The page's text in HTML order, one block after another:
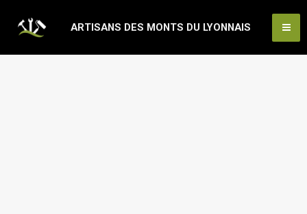
ARTISANS DES MONTS DU LYONNAIS